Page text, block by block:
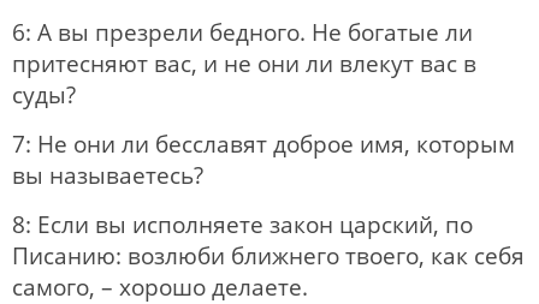
6: А вы презрели бедного. Не богатые ли
притесняют вас, и не они ли влекут вас в
суды?
7: Не они ли бесславят доброе имя, которым
вы называетесь?
8: Если вы исполняете закон царский, по
Писанию: возлюби ближнего твоего, как себя
самого, – хорошо делаете.